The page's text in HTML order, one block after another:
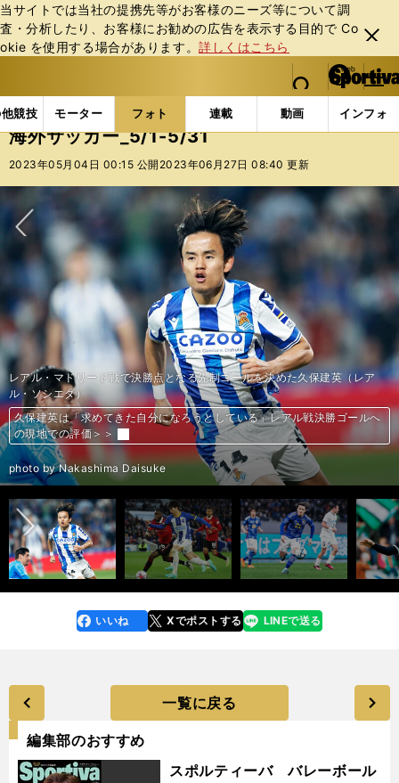
当サイトでは当社の提携先等がお客様のニーズ等について調
査・分析したり、お客様にお勧めの広告を表⽰する⽬的で Co
okie を使⽤する場合があります。詳しくはこちら
閉じ
る
web Sportiva (webスポルティーバ)
検索
マイペ
ー
ジ
メニュ
競技 モーター フォト 連載 動画 インフォ
b
ス
ポ
ル
ー
バ
フォトギャラリー コラムフォト 海外サッカー_5/
海外サッカー_5/1-5/31
2023年05月04日 00:15 公開 2023年06月27日 08:40 更新
次へ
レアル・マドリード戦で決勝点となる先制ゴールを決めた久保建英（レア
ル・ソシエダ）
久保建英は「求めてきた自分になろうとしている」レアル戦決勝ゴールへ
の現地での評価＞＞
photo by Nakashima Daisuke
１－０で勝利したマンチェスター・ユナイテッド戦にフル出場した三笘薫
（ブライトン）
三笘薫が克服すべき課題が見えたマンＵ戦 一流ウイングの証である「縦
抜け」をやめたのはなぜか＞＞
photo by REUTERS/AFLO
新生森保ジャパンにも招集された上田綺世
上田綺世が感じた日本とベルギーのサッカー文化の大きな違い「ボールを
持つことが絶対にいいとされているわけではない」＞＞
photo by Sueishi Naoyoshi
上田綺世はなぜゴールを量産できているのか
上田綺世が語るベルギーで成功した理由 常に動き出し続ける→監督が
「綺世を見ろ」→チームで個性を確立した＞＞
photo by AFLO
今シーズン、ゴールを取りまくっている、マンチェスター・シティのハーラ
ンド
マンチェスター・シティの「今までにない強さ」を風間八宏が解説 CL準
決勝のキーマンも語った＞＞
photo by Getty Images
レアル・マドリードのベンゼマ（右）とヴィニシウス（左）のコンビは相手
にとって脅威だ
風間八宏が解き明かすレアル・マドリードの「特殊な能力」の正体 シティ
とのCL準決勝のキーマンはベンゼマ＞＞
photo by Getty Images
2002－03シーズンのチャンピオンズリーグ準決勝のインテル対ミラン戦
ミラン＆インテル、ヨーロッパの舞台から消える屈辱からの復活。CL準
決勝で熱いダービーが帰ってきた＞＞
photo by Yamazoe Toshio
リュディガーにボールを下げたあと、レアル・マドリードはどのように相手
を崩したか
レアル・マドリードの変幻自在の戦いぶりはCL準決勝でも発揮されるか
相手に押されても引かれてもゴールできる攻撃のカラクリ＞＞
illustration by Nishimura Tomoki
セバージョスが斜めに、ヴィニシウスが縦に抜けてロングボールを引き出
し、ゴール前中央を空けた
レアル・マドリードの変幻自在の戦いぶりはCL準決勝でも発揮されるか
相手に押されても引かれてもゴールできる攻撃のカラクリ＞＞
illustration by Nishimura Tomoki
レアル・マドリード戦で同点ゴールを決めたケヴィン・デ・ブライネ（マン
チェスター・シティ）
マンチェスター・シティの不安要素は３点 CLレアル戦で見えたフォーメ
ーションの不具合、ハーランドの孤立、そして…＞＞
photo by Nakashima Daisuke
ミラン戦で先制ゴールを決めたエディン・ジェコ（インテル）
ミランはインテルを逆転できるか CL準決勝第２戦のカギは第１戦を負
傷欠場したポルトガル代表が握る＞＞
photo by Reuters/AFLO
レアルのエンブレムを指さしてキスをするヴィニシウス
「あいつにはパスをするな」と言われたFWヴィニシウスは、どうやって
「レアルの至宝」になることができたのか＞＞
photo by AFLO
左サイドからクロスが入ったあと、インテルはどのようにゴールを決めたか
CLミラノダービーでインテルが勝利 左クロスから中央を鮮やかに抜けた
ゴールシーンはなぜつくれたか＞＞
illustration by Nishimura Tomoki
Ｌ・マルティネスがボールを触ると見せてスルー。あとから走り込んだムヒ
タリアンが受けて突破し、ゴールを決めた
CLミラノダービーでインテルが勝利 左クロスから中央を鮮やかに抜けた
ゴールシーンはなぜつくれたか＞＞
illustration by Nishimura Tomoki
レアル・マドリードを４－０で破ったマンチェスター・シティのベルナル
ド・シウバとアーリング・ハーランド
マンチェスター・シティがレアルに圧勝した理由 ヴィニシウスを怖がら
ず貫いた可変システム＞＞
photo by Reuters／AFLO
前節ジローナ戦でダビド・シルバのゴールをアシストした久保建英（レア
ル・ソシエダ）
久保建英はどうバルサを攻略するのか 前節も現地紙最高点、いまや１対１
で対峙できるディフェンダーは？＞＞
photo by Mutsu Kawamori,／MUTSUFOTOGRAFIA
ニューカッスル戦でチャンスをつくれなかった三笘薫（ブライトン）
三笘薫がニューカッスル戦で見せた「優等生的」なプレー。マンＣグリー
リッシュとの違いは何か＞＞
photo by Richard Callis/MB Media/Getty Images
ウォーカーが受けたあと、マンチェスター・シティはどのように相手を崩し
たか
マンチェスター・シティがCL頂点へ王手 難敵レアル・マドリードを崩し
きった先制ゴールは十八番の形＞＞
illustration by Nishimura Tomoki
中のデ・ブライネがパスを受け、ポケットにフリーで入ったベルナルド・シ
ウバへスルーパス
マンチェスター・シティがCL頂点へ王手 難敵レアル・マドリードを崩し
きった先制ゴールは十八番の形＞＞
illustration by Nishimura Tomoki
バルセロナ戦に後半13分から出場、勝利に貢献した久保建英（レアル・ソシ
エダ）
久保建英、バルサ戦歴史的勝利に「助演」で貢献 確実に仕事をやり遂げる
姿を見せCL出場へまた前進＞＞
photo by Nakashima Daisuke
サウサンプトン戦に先発、決勝点をアシストした三笘薫（ブライトン）
三笘薫は「出場時間モンスター」で決勝弾アシスト EL出場権獲得もこの
ブライトンの見納めは近い＞＞
photo by Colorsport／AFLO
現在はグールニク・ザブジェ（ポーランド）に所属するルーカス・ポドルス
キ
三笘薫に連なる特別なポジションの名手たち 独断で選ぶ「世界の左ウイン
グ」古今の歴代ベスト20＞＞
photo by AFLO
バレンシアで活躍したアルゼンチン代表キリ・ゴンサレス
三笘薫そっくりのプレーぶり かつてイングランドに日本のサッカーファン
をうならせた左ウイングがいた＞＞
photo by AFLO
移籍のニュースが絶えない鎌田大地の心境は？
「ジャーナリストの人たちは、あまりにも知らない人が多い」鎌田大地が
「有象無象」の移籍報道を笑い飛ばす＞＞
photo by AFLO
パリ・サンジェルマン退団が決定的だと言われているリオネル・メッシ
メッシの目の前にある移籍の選択肢は４つか。そのなかでバルサ復帰が有
力視される理由＞＞
photo by AP/AFLO
大事な試合で今季５ゴール目を決めた遠藤航
「たかがサッカー。自分の人生のすべてではない」遠藤航はなぜ、いつも
落ち着き払ってプレーできるのか？＞＞
photo by AFLO
旗手怜央はケガで戦線離脱の苦しい時期を乗り越え、リーグ連覇に貢献した
旗手怜央が初めて経験した１カ月以上の戦線離脱の心境を語る 「いつも以
上にサッカーの試合を見て、いつも以上に本を読んだ」＞＞
photo by Getty Images
セルティックでリーグ連覇を決め、喜ぶ旗手怜央
旗手怜央がリーグ優勝を決めた試合のハーフタイムにポステコグルー監督
にかけられた言葉とは 「そこまで言われたら絶対に後半は見返してやる」
＞＞
photo by Getty Images
プレミア王者マンチェスター・シティ戦にフル出場した三笘薫（ブライト
ン）
三笘薫対マンチェスター・シティの右SBカイル・ウォーカー 引いた目で
見た勝者はどちらか？＞＞
photo by Colorsport／AFLO
現在はアル・ナスル（サウジアラビア）に所属するクリスティアーノ・ロナ
ウド
三笘薫以上の選手はイタリア代表、スペイン代表にいない 左ウイング輩出
国がわかる歴代ベスト20選手＞＞
photo by JMPA
マンチェスター・ユナイテッド、ウェールズ代表で活躍したライアン・ギグ
ス
史上最高の左ウイングは赤の背番号11が似合うあの選手に… 記憶に残る世
界の歴代ベスト20＞＞
photo by Reuters／AFLO
アルメリア戦で決勝ゴールを決めた久保建英（レアル・ソシエダ）
久保建英、CLに王手でアトレティコ戦へ 現地紙が「チャンピオン級」と
称賛する英雄譚の最終章＞＞
photo by Mutsu Kawamori／MUTSUFOTOGRAFIA
来季のチャンピオンズリーグ出場が決まり歓喜に沸く久保建英らレアル・ソ
シエダの選手たち
久保建英、「22歳でCL出場」の目標をクリア。アトレティコ戦は最高峰
の舞台を戦ううえでの教訓に＞＞
photo by Nakashima Daisuke
NKヴァラジュディンで３シーズン目を戦う浦田樹
日本代表がＷ杯で敗れたクロアチア１部にいる元世代別日本代表「不安だ
ったので契約書をめちゃくちゃ読んだ」＞＞
photo by Urata Itsuki
NKヴァラジュディンのチームメイトとくつろぐ浦田樹
日本代表がＷ杯で敗れたクロアチア１部にいる元世代別日本代表「不安だ
ったので契約書をめちゃくちゃ読んだ」＞＞
photo by Urata Itsuki
バルセロナはラ・リーガで４シーズンぶりの優勝をはたした
バルセロナはリーグ優勝も来季への不安大 主力放出と審判買収疑惑でCL
出場権剥奪の可能性＞＞
photo by Nakashima Daisuke
ヨーロッパリーグ決勝をセビージャと戦うローマのジョゼ・モウリーニョ監
督
「セリエＡ復権」となるか 欧州３大カップ戦決勝すべてに登場 イタリア
人記者が疑り深くも期待する理由＞＞
photo by AP/AFLO
18歳でオランダにきた菅原由勢も22歳になった
「現代における理想のウィングバック」菅原由勢は五輪落選、負傷、Ｗ杯
落選を”肥やし”にしてオランダで日本人トップとなった＞＞
photo by AFLO
ブータンで得点王となり表彰される本間和生
昨季ブータンの得点王＆MVPに聞く「なぜそこに日本人サッカー選手
が？」 日本代表招集は幻に＞＞
前へ
faceboo
k
いいね Xでポストする
line LINEで送る
一覧に戻る
編集部のおすすめ
スポルティーバ バレーボール